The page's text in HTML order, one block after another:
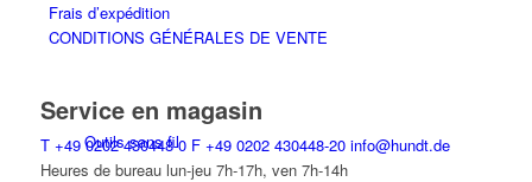
Outils sans fil
Frais d’expédition
CONDITIONS GÉNÉRALES DE VENTE
Service en magasin
T +49 0202 430448-0 F +49 0202 430448-20 info@hundt.de
Heures de bureau lun-jeu 7h-17h, ven 7h-14h